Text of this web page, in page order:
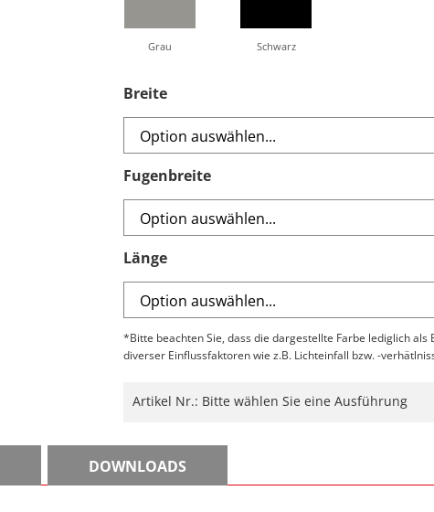
Breite
Fugenbreite
Länge
*Bitte beachten Sie, dass die dargestellte Farbe lediglich
diverser Einflussfaktoren wie z.B. Lichteinfall bzw. -
Artikel Nr.: Bitte wählen Sie eine Ausführung
DOWNLOADS